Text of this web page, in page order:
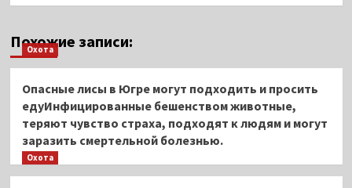
Похожие записи:
Охота
Опасные лисы в Югре могут подходить и просить
едуИнфицированные бешенством животные,
теряют чувство страха, подходят к людям и могут
заразить смертельной болезнью.
Охота